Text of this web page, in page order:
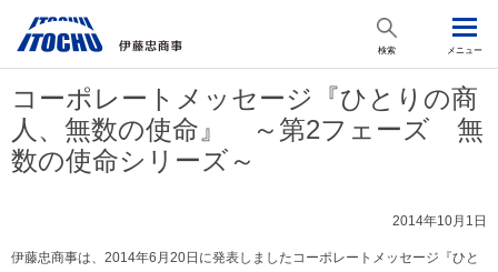
検索 メニュー
コーポレートメッセージ『ひとりの商
人、無数の使命』 ～第2フェーズ 無
数の使命シリーズ～
2014年10月1日
伊藤忠商事は、2014年6月20日に発表しましたコーポレートメッセージ『ひと